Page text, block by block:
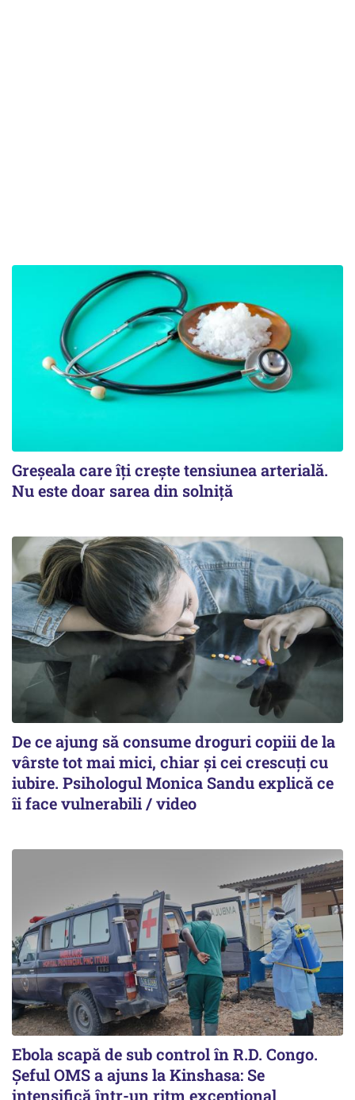
Greșeala care îți crește tensiunea arterială.
Nu este doar sarea din solniță
De ce ajung să consume droguri copiii de la
vârste tot mai mici, chiar și cei crescuți cu
iubire. Psihologul Monica Sandu explică ce
îi face vulnerabili / video
Ebola scapă de sub control în R.D. Congo.
Șeful OMS a ajuns la Kinshasa: Se
intensifică într-un ritm excepţional